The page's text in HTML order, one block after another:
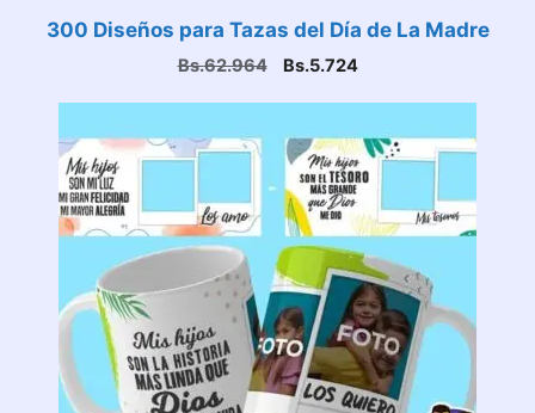
300 Diseños para Tazas del Día de La Madre
Bs.62.964
El
era:
Bs.62.964.
Bs.5.724El
es:
Bs.5.724.